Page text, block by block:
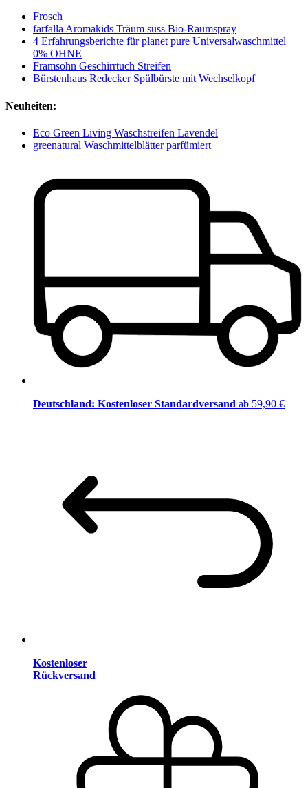
Frosch
farfalla Aromakids Träum süss Bio-Raumspray
4 Erfahrungsberichte für planet pure Universalwaschmittel
0% OHNE
Framsohn Geschirrtuch Streifen
Bürstenhaus Redecker Spülbürste mit Wechselkopf
Neuheiten:
Eco Green Living Waschstreifen Lavendel
greenatural Waschmittelblätter parfümiert
Deutschland: Kostenloser Standardversand ab 59,90 €
Kostenloser
Rückversand